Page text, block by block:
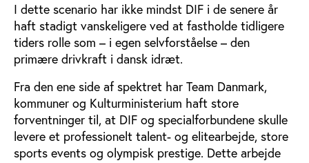
I dette scenario har ikke mindst DIF i de senere år
haft stadigt vanskeligere ved at fastholde tidligere
tiders rolle som – i egen selvforståelse – den
primære drivkraft i dansk idræt.
Fra den ene side af spektret har Team Danmark,
kommuner og Kulturministerium haft store
forventninger til, at DIF og specialforbundene skulle
levere et professionelt talent- og elitearbejde, store
sports events og olympisk prestige. Dette arbejde